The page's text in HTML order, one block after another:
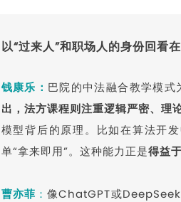
以“过来人”和职场人的身份回看
钱康乐： 巴院的中法融合教学模式
出，法方课程则注重逻辑严密、理
模型背后的原理。比如在算法开
单“拿来即用”。这种能力正是得益
曹亦菲 ：像ChatGPT或DeepSeek